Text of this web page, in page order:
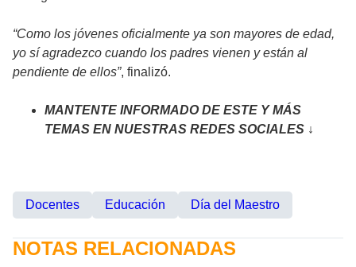
“Como los jóvenes oficialmente ya son mayores de edad,
yo sí agradezco cuando los padres vienen y están al
pendiente de ellos”, finalizó.
MANTENTE INFORMADO DE ESTE Y MÁS
TEMAS EN NUESTRAS REDES SOCIALES ↓
Docentes Educación Día del Maestro
NOTAS RELACIONADAS